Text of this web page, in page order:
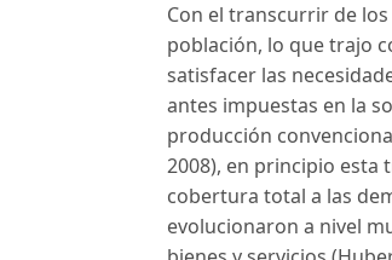
Con el transcurrir de
población, lo que trajo
satisfacer las
antes impuestas en la
producción
2008), en principio
cobertura total a las
evolucionaron a nivel